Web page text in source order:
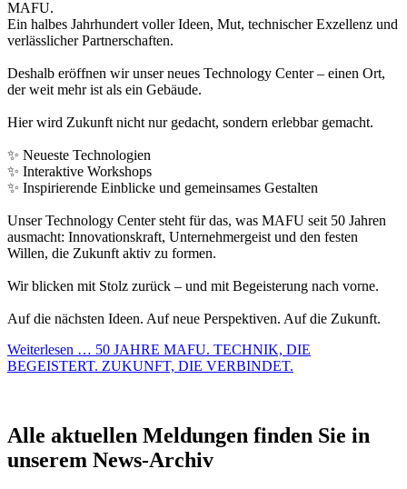
MAFU.
Ein halbes Jahrhundert voller Ideen, Mut, technischer Exzellenz und
verlässlicher Partnerschaften.
Deshalb eröffnen wir unser neues Technology Center – einen Ort,
der weit mehr ist als ein Gebäude.
Hier wird Zukunft nicht nur gedacht, sondern erlebbar gemacht.
✨ Neueste Technologien
✨ Interaktive Workshops
✨ Inspirierende Einblicke und gemeinsames Gestalten
Unser Technology Center steht für das, was MAFU seit 50 Jahren
ausmacht: Innovationskraft, Unternehmergeist und den festen
Willen, die Zukunft aktiv zu formen.
Wir blicken mit Stolz zurück – und mit Begeisterung nach vorne.
Auf die nächsten Ideen. Auf neue Perspektiven. Auf die Zukunft.
Weiterlesen … 50 JAHRE MAFU. TECHNIK, DIE
BEGEISTERT. ZUKUNFT, DIE VERBINDET.
Alle aktuellen Meldungen finden Sie in
unserem News-Archiv